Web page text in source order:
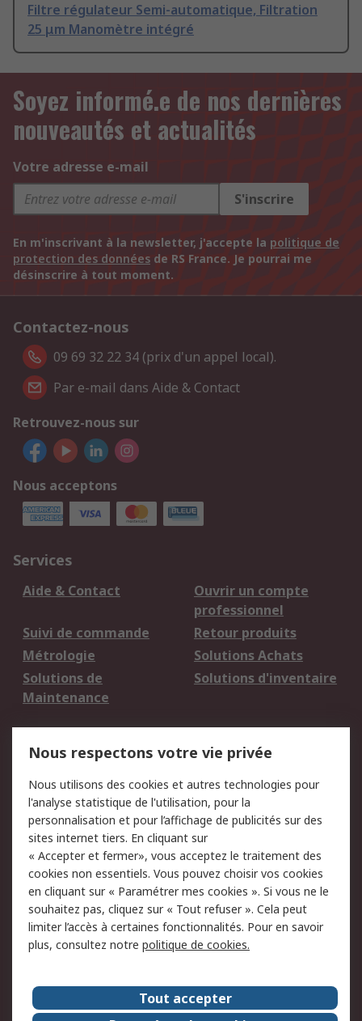
Filtre régulateur Semi-automatique, Filtration
25 μm Manomètre intégré
Soyez informé.e de nos dernières
nouveautés et actualités
Votre adresse e-mail
S'inscrire
En m'inscrivant à la newsletter, j'accepte la politique de
protection des données de RS France. Je pourrai me
désinscrire à tout moment.
Contactez-nous
09 69 32 22 34 (prix d'un appel local).
Par e-mail dans Aide & Contact
Retrouvez-nous sur
Nous acceptons
Services
Aide & Contact
Ouvrir un compte
professionnel
Suivi de commande
Retour produits
Métrologie
Solutions Achats
Solutions de
Maintenance
Solutions d'inventaire
du site
Politique de protection
des données - Mise à
jour
Sécurité des E-mails
Conditions générales
de vente
Politique anti-
corruption
Campagnes marketing
A propos de RS
A propos de RS France
Evénements
Le groupe RS Group Plc
Presse
Nous respectons votre vie privée
Nous utilisons des cookies et autres technologies pour
l'analyse statistique de l'utilisation, pour la
personnalisation et pour l’affichage de publicités sur des
sites internet tiers. En cliquant sur
« Accepter et fermer», vous acceptez le traitement des
cookies non essentiels. Vous pouvez choisir vos cookies
en cliquant sur « Paramétrer mes cookies ». Si vous ne le
souhaitez pas, cliquez sur « Tout refuser ». Cela peut
limiter l’accès à certaines fonctionnalités. Pour en savoir
plus, consultez notre politique de cookies.
Tout accepter